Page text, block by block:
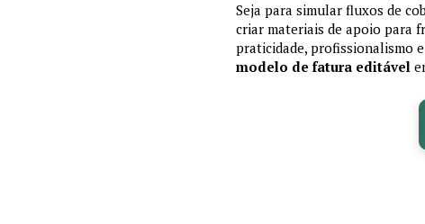
Seja para simular fluxos de
criar materiais de apoio para
praticidade, profissionalismo
modelo de fatura editável